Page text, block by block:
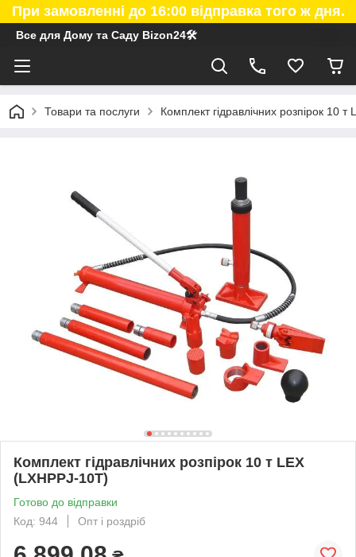
При замовленні до 16:00 відправка того ж дня.
Все для Дому та Саду Bizon24🛠
Товари та послуги Комплект гідравлічних розпірок 10
Комплект гідравлічних розпірок 10 т LEX
(LXHPPJ-10T)
Готово до відправки
Код: 944
Опт і роздріб